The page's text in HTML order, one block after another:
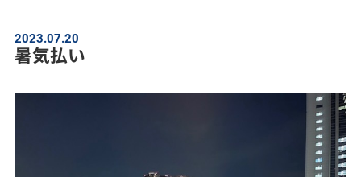
2023.07.20
暑気払い